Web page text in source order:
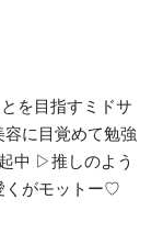
を目指すミドサ
に目覚めて勉強
中 ▷推しのよう
くがモットー♡